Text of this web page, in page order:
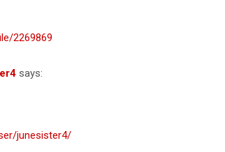
2269869
says:
junesister4/